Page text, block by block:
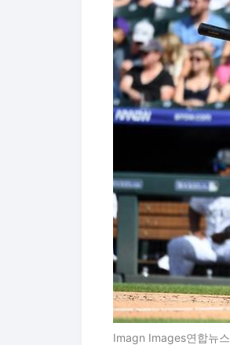
Imagn Images연합뉴스